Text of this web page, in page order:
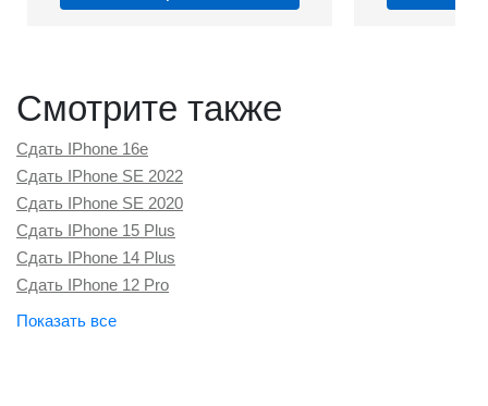
подробнее
Смотрите также
Сдать IPhone 16e
Сдать IPhone SE 2022
Сдать IPhone SE 2020
Сдать IPhone 15 Plus
Сдать IPhone 14 Plus